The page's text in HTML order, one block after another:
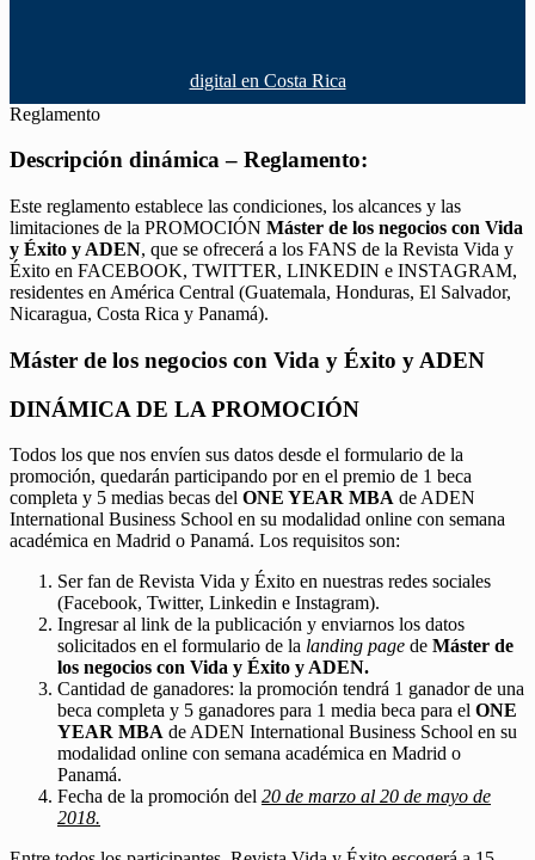
digital en Costa Rica
Reglamento
Descripción dinámica – Reglamento:
Este reglamento establece las condiciones, los alcances y las
limitaciones de la PROMOCIÓN Máster de los negocios con Vida
y Éxito y ADEN, que se ofrecerá a los FANS de la Revista Vida y
Éxito en FACEBOOK, TWITTER, LINKEDIN e INSTAGRAM,
residentes en América Central (Guatemala, Honduras, El Salvador,
Nicaragua, Costa Rica y Panamá).
Máster de los negocios con Vida y Éxito y ADEN
DINÁMICA DE LA PROMOCIÓN
Todos los que nos envíen sus datos desde el formulario de la
promoción, quedarán participando por en el premio de 1 beca
completa y 5 medias becas del ONE YEAR MBA de ADEN
International Business School en su modalidad online con semana
académica en Madrid o Panamá. Los requisitos son:
Ser fan de Revista Vida y Éxito en nuestras redes sociales
(Facebook, Twitter, Linkedin e Instagram).
Ingresar al link de la publicación y enviarnos los datos
solicitados en el formulario de la landing page de Máster de
los negocios con Vida y Éxito y ADEN.
Cantidad de ganadores: la promoción tendrá 1 ganador de una
beca completa y 5 ganadores para 1 media beca para el ONE
YEAR MBA de ADEN International Business School en su
modalidad online con semana académica en Madrid o
Panamá.
Fecha de la promoción del 20 de marzo al 20 de mayo de
2018.